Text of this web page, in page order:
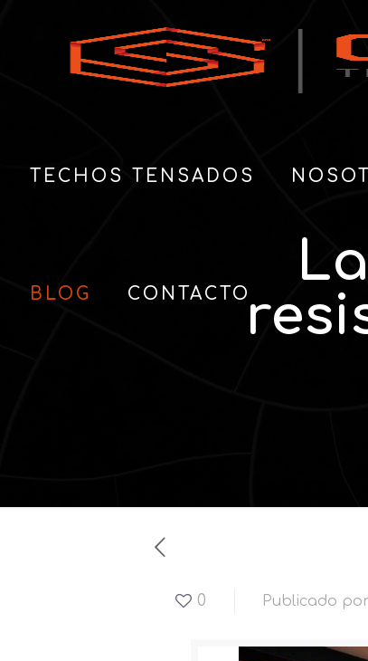
TECHOS TENSADOS
BLOG CONTACTO
0 Publicado por